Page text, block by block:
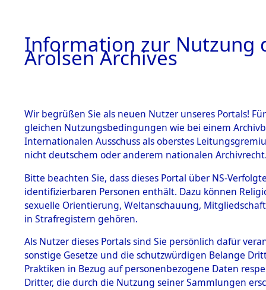
BESTÄNDE
1.
Inhaftierungsdoku
mente
1.2.9 Beim ITS
verwahrte
1.2.9.1
Effekten aus
dem KZ
Dachau
32Akten
MANHAL,
Land
Tschechische
Information zur Nutzung
Arolsen Archives
Wir begrüßen Sie als neuen Nutzer unseres Portals!
gleichen Nutzungsbedingungen wie bei einem
Internationalen Ausschuss als oberstes
nicht deutschem oder anderem nationalen
Bitte beachten Sie, dass dieses Portal über NS-
identifizierbaren Personen enthält. Dazu können
sexuelle Orientierung, Weltanschauung,
in Strafregistern gehören.
Als Nutzer dieses Portals sind Sie persönlich dafür
sonstige Gesetze und die schutzwürdigen Belange
Praktiken in Bezug auf personenbezogene Daten
Dritter, die durch die Nutzung seiner Sammlungen